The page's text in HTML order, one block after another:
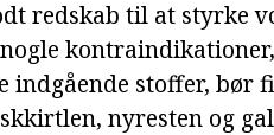
redskab til at styrke
indgående stoffer, bør
nyresten og